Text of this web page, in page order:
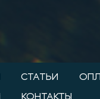
СТАТЬИ